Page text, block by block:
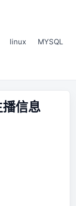
linux MYSQL
信息